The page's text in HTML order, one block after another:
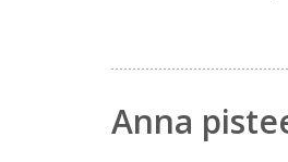
Anna